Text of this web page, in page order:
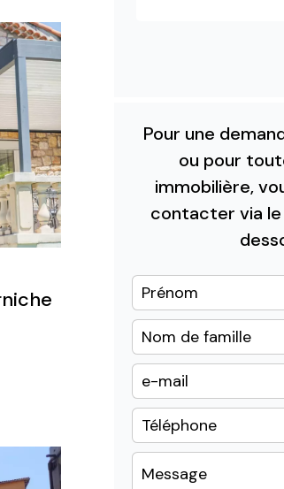
Pour une
ou pour
immobilière,
contacter via